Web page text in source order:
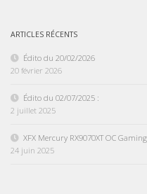
ARTICLES RÉCENTS
Édito du 20/02/2026
20 février 2026
Édito du 02/07/2025 :
2 juillet 2025
XFX Mercury RX9070XT OC
24 juin 2025